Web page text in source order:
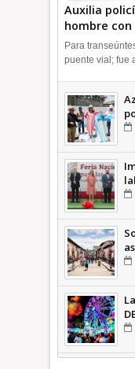
Auxilia
hombre con
Morelos |
Para
puente vial; fue